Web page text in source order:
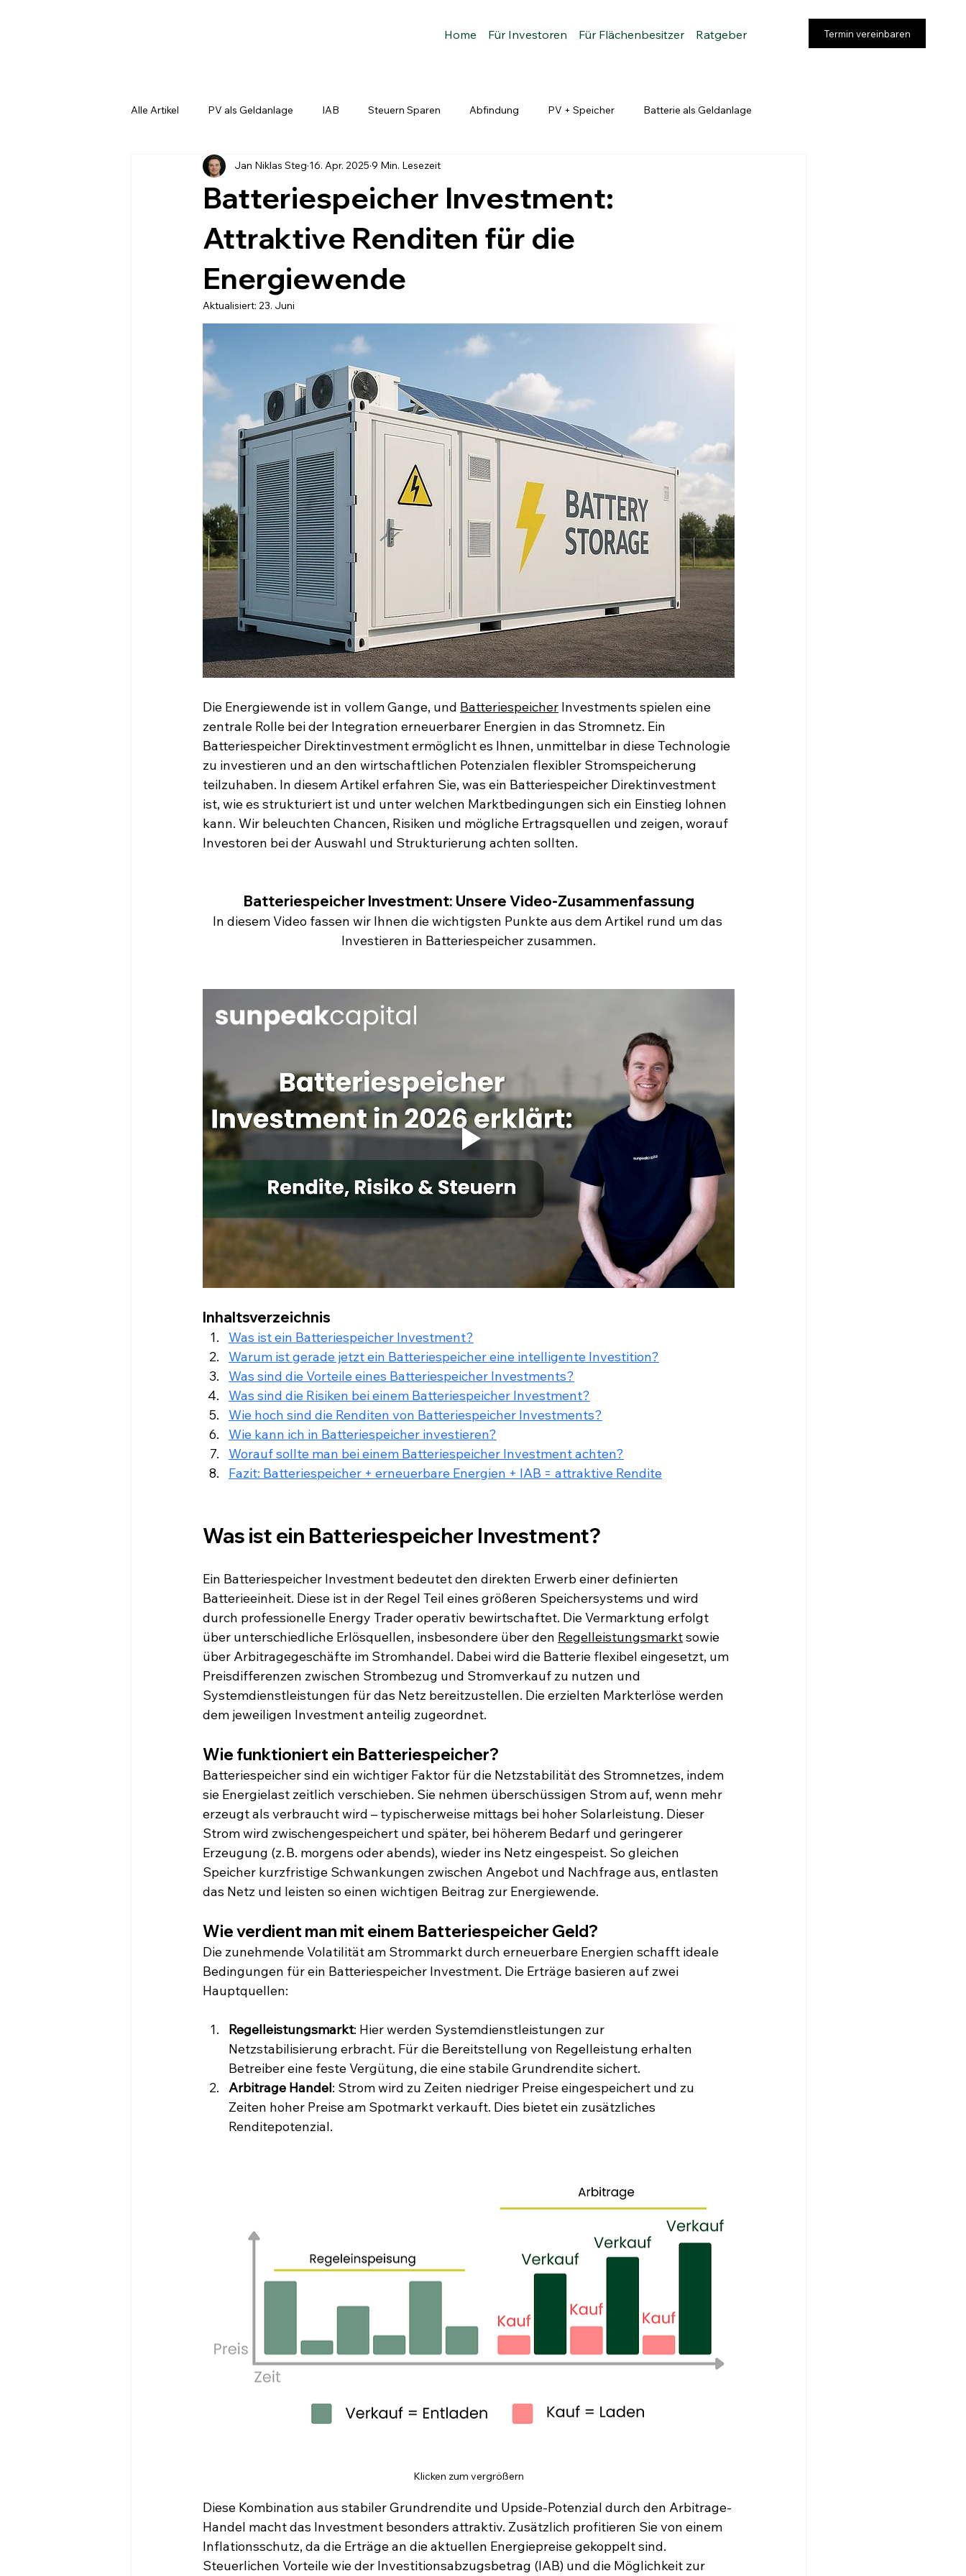
Home Für Investoren Für Flächenbesitzer Ratgeber Termin vereinbaren
Alle Artikel PV als Geldanlage IAB Steuern Sparen Abfindung PV + Speicher Batterie als Geldanlage
Technische Grundlagen Risiken und Absicherung
Batteriespeicher Investment:
Attraktive Renditen für die
Energiewende
Jan Niklas Steg 16. Apr. 2025 9 Min. Lesezeit
Aktualisiert: 23. Juni
Die Energiewende ist in vollem Gange, und Batteriespeicher Investments spielen eine
zentrale Rolle bei der Integration erneuerbarer Energien in das Stromnetz. Ein
Batteriespeicher Direktinvestment ermöglicht es Ihnen, unmittelbar in diese Technologie
zu investieren und an den wirtschaftlichen Potenzialen flexibler Stromspeicherung
teilzuhaben. In diesem Artikel erfahren Sie, was ein Batteriespeicher Direktinvestment
ist, wie es strukturiert ist und unter welchen Marktbedingungen sich ein Einstieg lohnen
kann. Wir beleuchten Chancen, Risiken und mögliche Ertragsquellen und zeigen, worauf
Investoren bei der Auswahl und Strukturierung achten sollten.
Batteriespeicher Investment: Unsere Video-Zusammenfassung
In diesem Video fassen wir Ihnen die wichtigsten Punkte aus dem Artikel rund um das
Investieren in Batteriespeicher zusammen.
Inhaltsverzeichnis
Was ist ein Batteriespeicher Investment?
Warum ist gerade jetzt ein Batteriespeicher eine intelligente Investition?
Was sind die Vorteile eines Batteriespeicher Investments?
Was sind die Risiken bei einem Batteriespeicher Investment?
Wie hoch sind die Renditen von Batteriespeicher Investments?
Wie kann ich in Batteriespeicher investieren?
Worauf sollte man bei einem Batteriespeicher Investment achten?
Fazit: Batteriespeicher + erneuerbare Energien + IAB = attraktive Rendite
Was ist ein Batteriespeicher Investment?
Ein Batteriespeicher Investment bedeutet den direkten Erwerb einer definierten
Batterieeinheit. Diese ist in der Regel Teil eines größeren Speichersystems und wird
durch professionelle Energy Trader operativ bewirtschaftet. Die Vermarktung erfolgt
über unterschiedliche Erlösquellen, insbesondere über den Regelleistungsmarkt sowie
über Arbitragegeschäfte im Stromhandel. Dabei wird die Batterie flexibel eingesetzt, um
Preisdifferenzen zwischen Strombezug und Stromverkauf zu nutzen und
Systemdienstleistungen für das Netz bereitzustellen. Die erzielten Markterlöse werden
dem jeweiligen Investment anteilig zugeordnet.
Wie funktioniert ein Batteriespeicher?
Batteriespeicher sind ein wichtiger Faktor für die Netzstabilität des Stromnetzes, indem
sie Energielast zeitlich verschieben. Sie nehmen überschüssigen Strom auf, wenn mehr
erzeugt als verbraucht wird – typischerweise mittags bei hoher Solarleistung. Dieser
Strom wird zwischengespeichert und später, bei höherem Bedarf und geringerer
Erzeugung (z. B. morgens oder abends), wieder ins Netz eingespeist. So gleichen
Speicher kurzfristige Schwankungen zwischen Angebot und Nachfrage aus, entlasten
das Netz und leisten so einen wichtigen Beitrag zur Energiewende.
Wie verdient man mit einem Batteriespeicher Geld?
Die zunehmende Volatilität am Strommarkt durch erneuerbare Energien schafft ideale
Bedingungen für ein Batteriespeicher Investment. Die Erträge basieren auf zwei
Hauptquellen:
Regelleistungsmarkt: Hier werden Systemdienstleistungen zur
Netzstabilisierung erbracht. Für die Bereitstellung von Regelleistung erhalten
Betreiber eine feste Vergütung, die eine stabile Grundrendite sichert.
Arbitrage Handel: Strom wird zu Zeiten niedriger Preise eingespeichert und zu
Zeiten hoher Preise am Spotmarkt verkauft. Dies bietet ein zusätzliches
Renditepotenzial.
Klicken zum vergrößern
Diese Kombination aus stabiler Grundrendite und Upside-Potenzial durch den Arbitrage-
Handel macht das Investment besonders attraktiv. Zusätzlich profitieren Sie von einem
Inflationsschutz, da die Erträge an die aktuellen Energiepreise gekoppelt sind.
Steuerlichen Vorteile wie der Investitionsabzugsbetrag (IAB) und die Möglichkeit zur